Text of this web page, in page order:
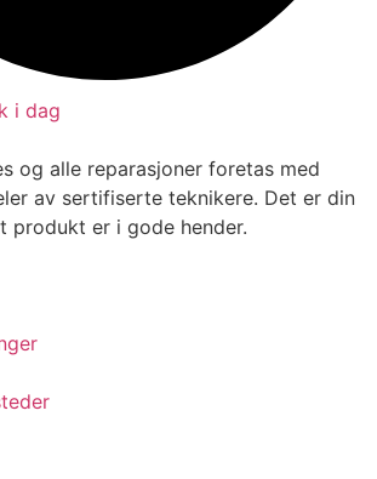
i dag
og alle reparasjoner foretas med
av sertifiserte teknikere. Det er din
er i gode hender.